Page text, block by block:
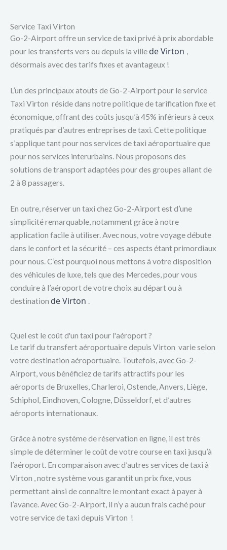
Service Taxi Virton
Go-2-Airport offre un service de taxi privé à prix abordable
pour les transferts vers ou depuis la ville de Virton ,
désormais avec des tarifs fixes et avantageux !
L’un des principaux atouts de Go-2-Airport pour le service
Taxi Virton réside dans notre politique de tarification fixe et
économique, offrant des coûts jusqu’à 45% inférieurs à ceux
pratiqués par d’autres entreprises de taxi. Cette politique
s’applique tant pour nos services de taxi aéroportuaire que
pour nos services interurbains. Nous proposons des
solutions de transport adaptées pour des groupes allant de
2 à 8 passagers.
En outre, réserver un taxi chez Go-2-Airport est d’une
simplicité remarquable, notamment grâce à notre
application facile à utiliser. Avec nous, votre voyage débute
dans le confort et la sécurité – ces aspects étant primordiaux
pour nous. C’est pourquoi nous mettons à votre disposition
des véhicules de luxe, tels que des Mercedes, pour vous
conduire à l’aéroport de votre choix au départ ou à
destination de Virton .
Quel est le coût d'un taxi pour l'aéroport ?
Le tarif du transfert aéroportuaire depuis Virton varie selon
votre destination aéroportuaire. Toutefois, avec Go-2-
Airport, vous bénéficiez de tarifs attractifs pour les
aéroports de Bruxelles, Charleroi, Ostende, Anvers, Liège,
Schiphol, Eindhoven, Cologne, Düsseldorf, et d’autres
aéroports internationaux.
Grâce à notre système de réservation en ligne, il est très
simple de déterminer le coût de votre course en taxi jusqu’à
l’aéroport. En comparaison avec d’autres services de taxi à
Virton , notre système vous garantit un prix fixe, vous
permettant ainsi de connaître le montant exact à payer à
l’avance. Avec Go-2-Airport, il n’y a aucun frais caché pour
votre service de taxi depuis Virton !